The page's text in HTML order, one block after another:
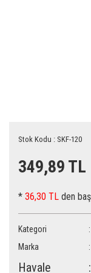
Stok Kodu : SKF-120
349,89 TL
* 36,30 TL den
Kategori
Marka
Havale